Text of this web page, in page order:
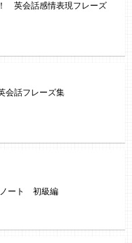
英会話感情表現フレーズ
会話フレーズ集
ノート 初級編